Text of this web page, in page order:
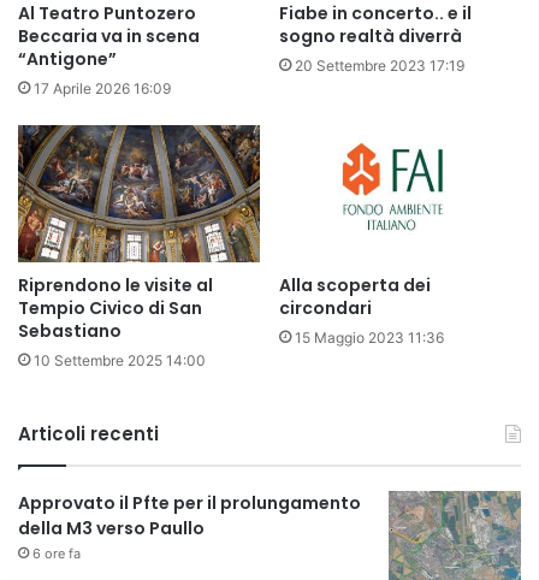
Al Teatro Puntozero
Beccaria va in scena
“Antigone”
17 Aprile 2026 16:09
Fiabe in concerto.. e il
sogno realtà diverrà
20 Settembre 2023 17:19
Riprendono le visite al
Tempio Civico di San
Sebastiano
10 Settembre 2025 14:00
Alla scoperta dei
circondari
15 Maggio 2023 11:36
Articoli recenti
Approvato il Pfte per il prolungamento
della M3 verso Paullo
6 ore fa